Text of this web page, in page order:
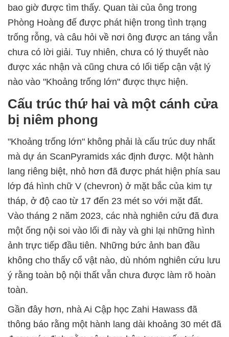
bao giờ được tìm thấy. Quan tài của ông trong
Phòng Hoàng đế được phát hiện trong tình trạng
trống rỗng, và câu hỏi về nơi ông được an táng vẫn
chưa có lời giải. Tuy nhiên, chưa có lý thuyết nào
được xác nhận và cũng chưa có lối tiếp cận vật lý
nào vào "Khoảng trống lớn" được thực hiện.
Cấu trúc thứ hai và một cánh cửa
bị niêm phong
"Khoảng trống lớn" không phải là cấu trúc duy nhất
mà dự án ScanPyramids xác định được. Một hành
lang riêng biệt, nhỏ hơn đã được phát hiện phía sau
lớp đá hình chữ V (chevron) ở mặt bắc của kim tự
tháp, ở độ cao từ 17 đến 23 mét so với mặt đất.
Vào tháng 2 năm 2023, các nhà nghiên cứu đã đưa
một ống nội soi vào lối đi này và ghi lại những hình
ảnh trực tiếp đầu tiên. Những bức ảnh ban đầu
không cho thấy cổ vật nào, dù nhóm nghiên cứu lưu
ý rằng toàn bộ nội thất vẫn chưa được làm rõ hoàn
toàn.
Gần đây hơn, nhà Ai Cập học Zahi Hawass đã
thông báo rằng một hành lang dài khoảng 30 mét đã